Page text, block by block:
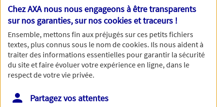
Toutes nos excuses, une erreur technique nous empêche
de traiter votre demande. N'hésitez pas à rafraichir ce
Chez AXA nous nous engageons à être transparents
sur nos garanties, sur noscookies et traceurs !
Ensemble, mettons fin aux préjugés sur ces petits fichiers
textes, plus connus sous le nom decookies. Ils nous aident à
traiter des informations essentielles pour garantir la sécurité
du site et faire évoluer votre expérience en ligne, dans le
respect de votre vie privée.
Partagez vos attentes